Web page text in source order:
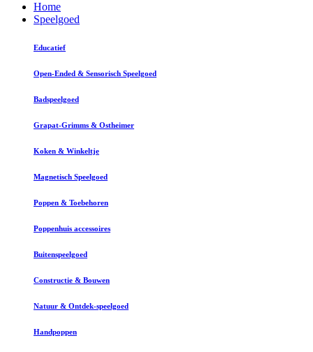
Home
Speelgoed
Educatief
Open-Ended & Sensorisch Speelgoed
Badspeelgoed
Grapat-Grimms & Ostheimer
Koken & Winkeltje
Magnetisch Speelgoed
Poppen & Toebehoren
Poppenhuis accessoires
Buitenspeelgoed
Constructie & Bouwen
Natuur & Ontdek-speelgoed
Handpoppen